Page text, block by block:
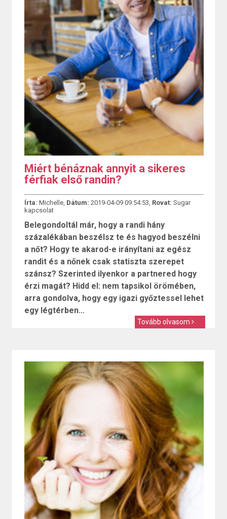
Miért bénáznak annyit a sikeres
férfiak első randin?
Írta: Michelle, Dátum: 2019-04-09 09:54:53, Rovat: Sugar
kapcsolat
Belegondoltál már, hogy a randi hány
százalékában beszélsz te és hagyod beszélni
a nőt? Hogy te akarod-e irányítani az egész
randit és a nőnek csak statiszta szerepet
szánsz? Szerinted ilyenkor a partnered hogy
érzi magát? Hidd el: nem tapsikol örömében,
arra gondolva, hogy egy igazi győztessel lehet
egy légtérben...
Tovább olvasom